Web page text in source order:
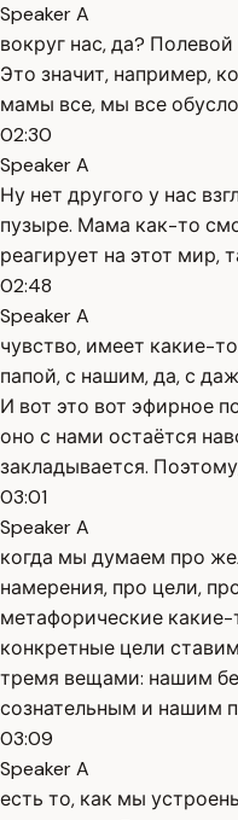
Speaker A
вокруг нас, да?
Это значит, например,
мамы все, мы все
02:30
Speaker A
Ну нет другого у нас
пузыре. Мама как-то
реагирует на этот мир,
02:48
Speaker A
чувство, имеет какие-
папой, с нашим, да, с
И вот это вот эфирное
оно с нами остаётся
закладывается.
03:01
Speaker A
когда мы думаем про
намерения, про цели,
метафорические
конкретные цели
тремя вещами: нашим
сознательным и нашим
03:09
Speaker A
есть то, как мы